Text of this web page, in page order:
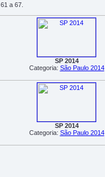
a 67.
SP 2014
Categoria: São Paulo 2014
SP 2014
Categoria: São Paulo 2014